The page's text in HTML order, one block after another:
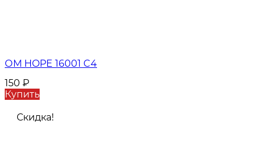
ОМ HOPE 16001 C4
150 ₽
Купить
Скидка!